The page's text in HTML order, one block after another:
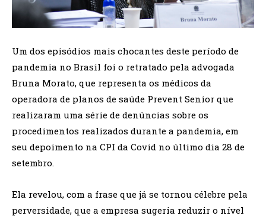
Um dos episódios mais chocantes deste período de
pandemia no Brasil foi o retratado pela advogada
Bruna Morato, que representa os médicos da
operadora de planos de saúde Prevent Senior que
realizaram uma série de denúncias sobre os
procedimentos realizados durante a pandemia, em
seu depoimento na CPI da Covid no último dia 28 de
setembro.
Ela revelou, com a frase que já se tornou célebre pela
perversidade, que a empresa sugeria reduzir o nível